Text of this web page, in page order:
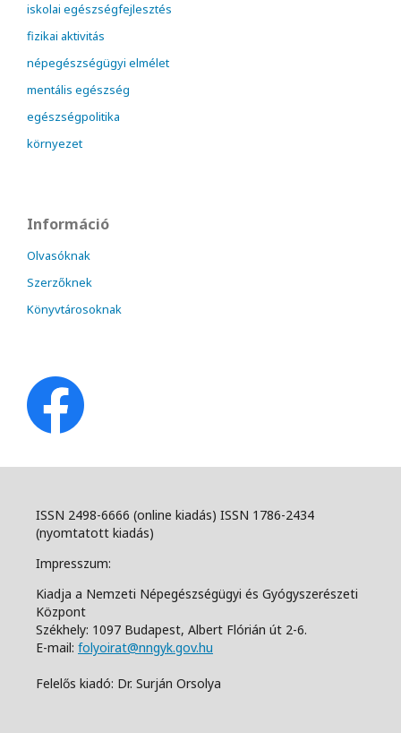
iskolai egészségfejlesztés
fizikai aktivitás
népegészségügyi elmélet
mentális egészség
egészségpolitika
környezet
Információ
Olvasóknak
Szerzőknek
Könyvtárosoknak
ISSN 2498-6666 (online kiadás) ISSN 1786-2434
(nyomtatott kiadás)
Impresszum:
Kiadja a Nemzeti Népegészségügyi és Gyógyszerészeti
Központ
Székhely: 1097 Budapest, Albert Flórián út 2-6.
E-mail: folyoirat@nngyk.gov.hu
Felelős kiadó: Dr. Surján Orsolya